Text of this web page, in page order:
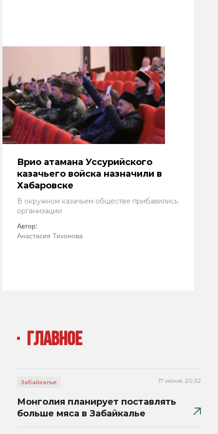
Врио атамана Уссурийского
казачьего войска назначили в
Хабаровске
В окружном казачьем обществе прибавились
организации
Автор:
Анастасия Тихонова
ГЛАВНОЕ
Забайкалье 17 июня, 20:32
Монголия планирует поставлять
больше мяса в Забайкалье